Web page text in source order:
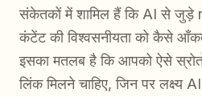
संकेतकों में शामिल हैं कि AI से जुड़े
कंटेंट की विश्वसनीयता को कैसे
इसका मतलब है कि आपको ऐसे
लिंक मिलने चाहिए, जिन पर लक्ष्य